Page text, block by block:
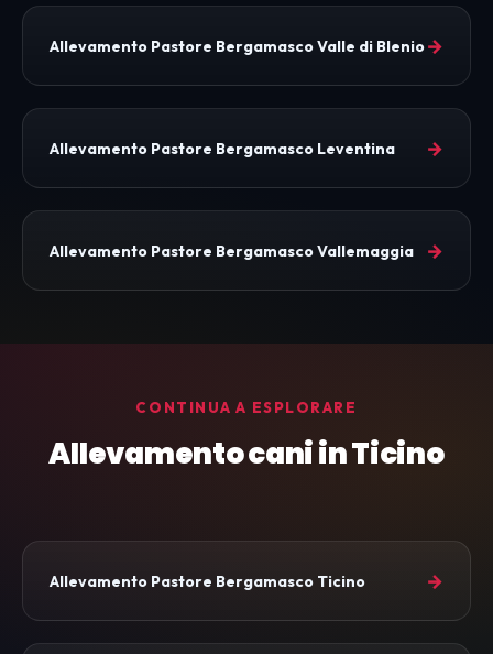
Allevamento Pastore Bergamasco Valle di Blenio→
Allevamento Pastore Bergamasco Leventina →
Allevamento Pastore Bergamasco Vallemaggia →
CONTINUA A ESPLORARE
Allevamento cani in Ticino
Allevamento Pastore Bergamasco Ticino →